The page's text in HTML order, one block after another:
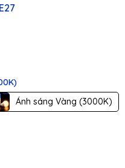
Ánh sáng Vàng (3000K)